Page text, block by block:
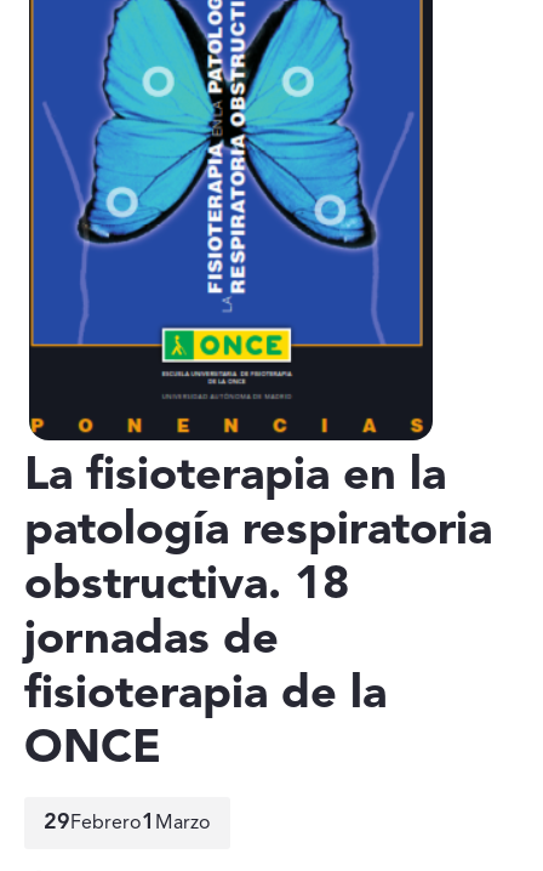
La fisioterapia en la
patología respiratoria
obstructiva. 18
jornadas de
fisioterapia de la
ONCE
29Febrero1 Marzo